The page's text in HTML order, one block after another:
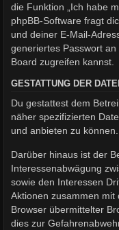
die Funktion „Ich habe
phpBB-Software fragt
und deiner E-Mail-
generiertes Passwort
Board zugreifen kannst.
GESTATTUNG DER
Du gestattest dem
näher spezifizierten
und anbieten zu können.
Darüber hinaus ist der
Interessenabwägung
sowie den Interessen
Aktionen zusammen
Browser übermittelter
dies zur